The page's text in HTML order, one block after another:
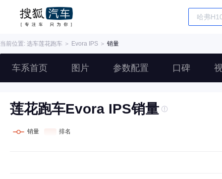
当前位置: 选车莲花跑车 ＞ Evora IPS ＞ 销量
车系首页 图片 参数配置 口碑
莲花跑车Evora IPS销量